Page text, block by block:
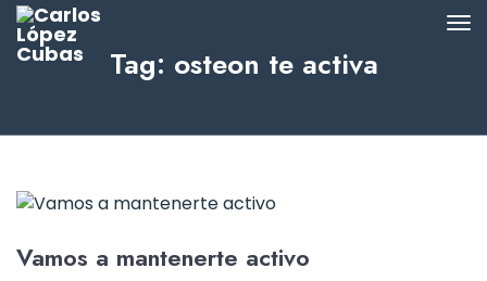
Tag: osteon te activa
Vamos a mantenerte activo